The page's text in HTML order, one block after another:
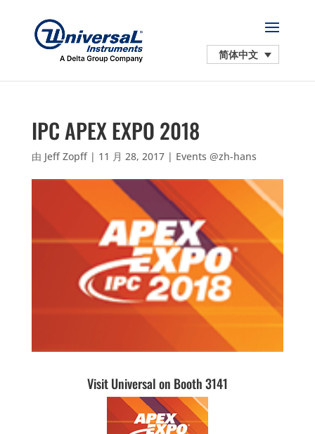
简体中文
IPC APEX EXPO 2018
由 Jeff Zopff| 11 月 28, 2017| Events @zh-hans
Visit Universal on Booth 3141